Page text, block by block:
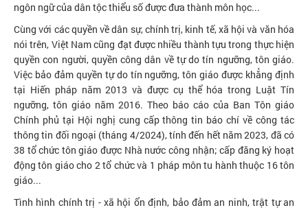
ngôn ngữ của dân tộc thiểu số được đưa thành môn học...
Cùng với các quyền về dân sự, chính trị, kinh tế, xã hội và văn hóa
nói trên, Việt Nam cũng đạt được nhiều thành tựu trong thực hiện
quyền con người, quyền công dân về tự do tín ngưỡng, tôn giáo.
Việc bảo đảm quyền tự do tín ngưỡng, tôn giáo được khẳng định
tại Hiến pháp năm 2013 và được cụ thể hóa trong Luật Tín
ngưỡng, tôn giáo năm 2016. Theo báo cáo của Ban Tôn giáo
Chính phủ tại Hội nghị cung cấp thông tin báo chí về công tác
thông tin đối ngoại (tháng 4/2024), tính đến hết năm 2023, đã có
38 tổ chức tôn giáo được Nhà nước công nhận; cấp đăng ký hoạt
động tôn giáo cho 2 tổ chức và 1 pháp môn tu hành thuộc 16 tôn
giáo...
Tình hình chính trị - xã hội ổn định, bảo đảm an ninh, trật tự an